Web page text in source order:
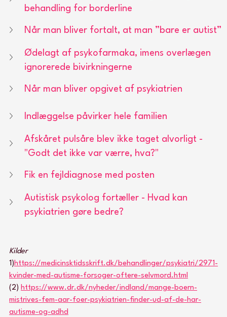
behandling for borderline
Når man bliver fortalt, at man ”bare er autist”
Ødelagt af psykofarmaka, imens overlægen
ignorerede bivirkningerne
Når man bliver opgivet af psykiatrien
Indlæggelse påvirker hele familien
Afskåret pulsåre blev ikke taget alvorligt -
"Godt det ikke var værre, hva?"
Fik en fejldiagnose med posten
Autistisk psykolog fortæller - Hvad kan
psykiatrien gøre bedre?
Kilder
1)https://medicinsktidsskrift.dk/behandlinger/psykiatri/2971-
kvinder-med-autisme-forsoger-oftere-selvmord.html
(2) https://www.dr.dk/nyheder/indland/mange-boern-
mistrives-fem-aar-foer-psykiatrien-finder-ud-af-de-har-
autisme-og-adhd